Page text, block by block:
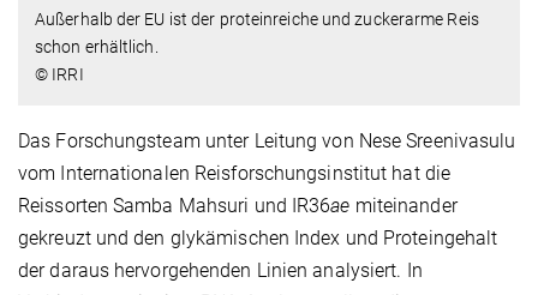
Außerhalb der EU ist der proteinreiche und zuckerarme Reis
schon erhältlich.
© IRRI
Das Forschungsteam unter Leitung von Nese Sreenivasulu
vom Internationalen Reisforschungsinstitut hat die
Reissorten Samba Mahsuri und IR36ae miteinander
gekreuzt und den glykämischen Index und Proteingehalt
der daraus hervorgehenden Linien analysiert. In